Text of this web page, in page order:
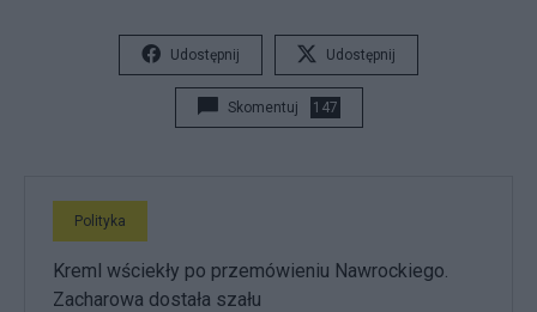
Udostępnij Udostępnij
Skomentuj 147
Polityka
Kreml wściekły po przemówieniu Nawrockiego.
Zacharowa dostała szału